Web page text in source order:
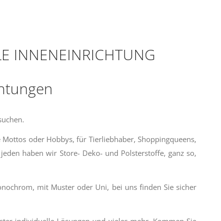
INNENEINRICHTUNG
oder Hobbys, für Tierliebhaber, Shoppingqueens,
haben wir Store- Deko- und Polsterstoffe, ganz so,
mit Muster oder Uni, bei uns finden Sie sicher